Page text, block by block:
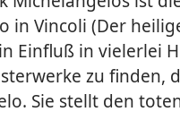
in Vincoli (Der
Einfluß in vielerlei
zu finden,
Sie stellt den